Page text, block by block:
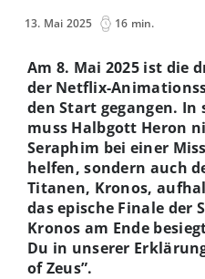
13. Mai 2025 16 min.
Am 8. Mai 2025 ist die
der Netflix-
den Start gegangen.
muss Halbgott Heron
Seraphim bei einer
helfen, sondern auch
Titanen, Kronos,
das epische Finale der
Kronos am Ende
Du in unserer
of Zeus”.